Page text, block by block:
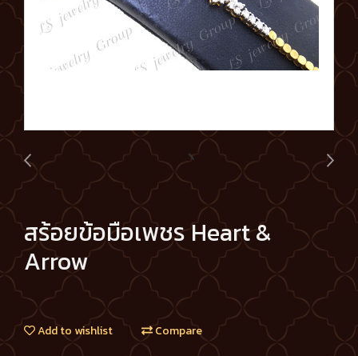
สร้อยข้อมือเพชร Heart &
Arrow
Add to wishlist Compare